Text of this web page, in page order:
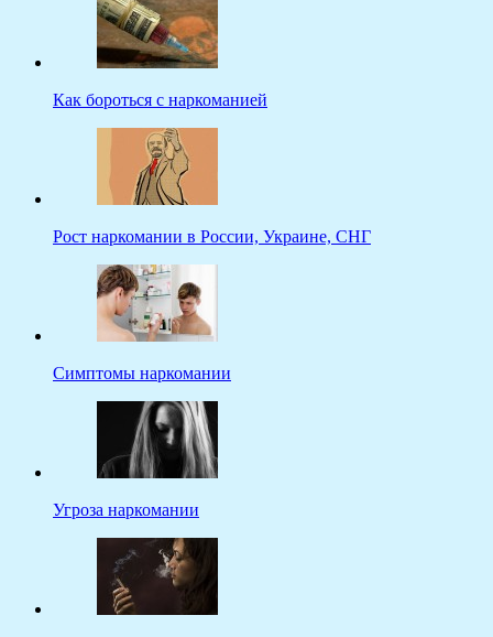
Как бороться с наркоманией
Рост наркомании в России, Украине, СНГ
Симптомы наркомании
Угроза наркомании